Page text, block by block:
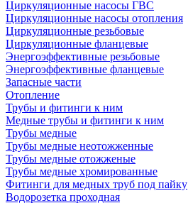
Циркуляционные насосы ГВС
Циркуляционные насосы отопления
Циркуляционные резьбовые
Циркуляционные фланцевые
Энергоэффективные резьбовые
Энергоэффективные фланцевые
Запасные части
Отопление
Трубы и фитинги к ним
Медные трубы и фитинги к ним
Трубы медные
Трубы медные неотожженные
Трубы медные отожженые
Трубы медные хромированные
Фитинги для медных труб под пайку
Водорозетка проходная